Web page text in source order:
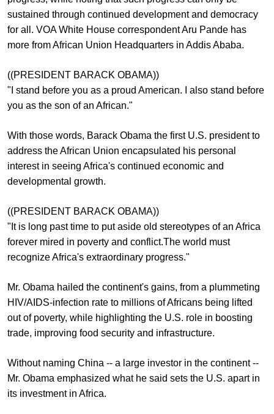
sustained through continued development and democracy
for all. VOA White House correspondent Aru Pande has
more from African Union Headquarters in Addis Ababa.
((PRESIDENT BARACK OBAMA))
"I stand before you as a proud American. I also stand before
you as the son of an African."
With those words, Barack Obama the first U.S. president to
address the African Union encapsulated his personal
interest in seeing Africa's continued economic and
developmental growth.
((PRESIDENT BARACK OBAMA))
"It is long past time to put aside old stereotypes of an Africa
forever mired in poverty and conflict.The world must
recognize Africa's extraordinary progress."
Mr. Obama hailed the continent's gains, from a plummeting
HIV/AIDS-infection rate to millions of Africans being lifted
out of poverty, while highlighting the U.S. role in boosting
trade, improving food security and infrastructure.
Without naming China -- a large investor in the continent --
Mr. Obama emphasized what he said sets the U.S. apart in
its investment in Africa.